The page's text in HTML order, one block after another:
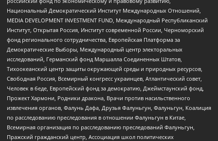
Национальный Демократический Институт Международных Отношений,
MEDIA DEVELOPMENT INVESTMENT FUND, Международный Республиканский
Институт, Открытая Россия, Институт современной России, Черноморский
фонд регионального сотрудничества, Европейская Платформа за
Демократические Выборы, Международный центр электоральных
исследований, Германский фонд Маршалла Соединенных Штатов,
Тихоокеанский центр защиты окружающей среды и природных ресурсов,
Свободная Россия, Всемирный конгресс украинцев, Атлантический совет,
Человек в беде, Европейский фонд за демократию, Джеймстаунский фонд,
Прожект Хармони, Родники дракона, Врачи против насильственного
извлечения органов, Фалунь Дафа, Друзья Фалуньгун, Фалуньгун, Коалиция
по расследованию преследования в отношении Фалуньгун в Китае,
Всемирная организация по расследованию преследований Фалуньгун,
Пражский гражданский центр, Ассоциация школ политических